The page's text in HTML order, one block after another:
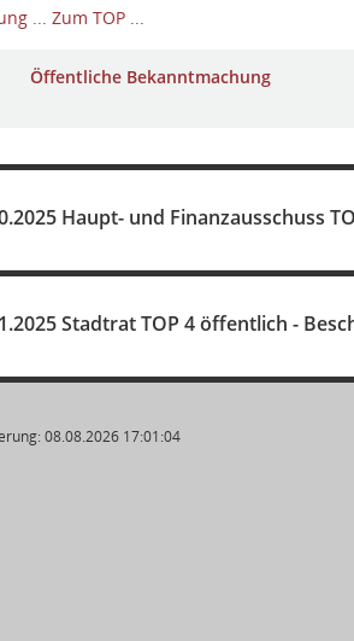
... Zum TOP ...
Öffentliche Bekanntmachung
Haupt- und Finanzausschuss
Stadtrat TOP 4 öffentlich -
08.08.2026 17:01:04